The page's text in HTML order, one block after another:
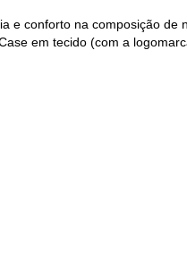
e conforto na composição
em tecido (com a